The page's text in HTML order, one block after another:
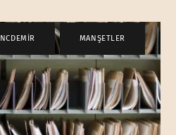
, MANŞETLER